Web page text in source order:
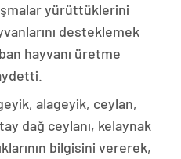
yürüttüklerini
desteklemek
hayvanı üretme
alageyik, ceylan,
dağ ceylanı, kelaynak
bilgisini vererek,